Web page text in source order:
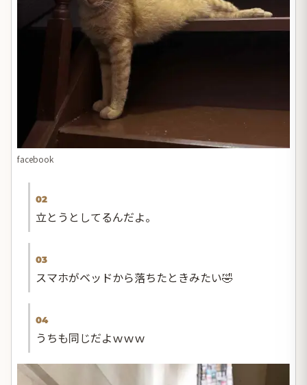
facebook
02
立とうとしてるんだよ。
03
スマホがベッドから落ちたときみたい🤣
04
うちも同じだよｗｗｗ